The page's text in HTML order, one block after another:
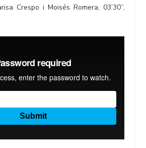
Crespo i Moisés Romera, 03’30’’,